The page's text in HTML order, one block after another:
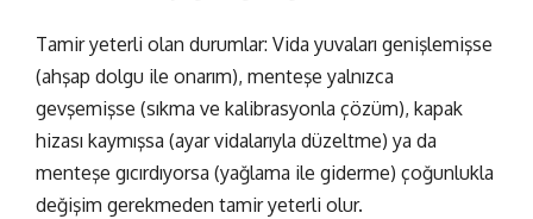
Tamir yeterli olan durumlar: Vida yuvaları genişlemişse
(ahşap dolgu ile onarım), menteşe yalnızca
gevşemişse (sıkma ve kalibrasyonla çözüm), kapak
hizası kaymışsa (ayar vidalarıyla düzeltme) ya da
menteşe gıcırdıyorsa (yağlama ile giderme) çoğunlukla
değişim gerekmeden tamir yeterli olur.